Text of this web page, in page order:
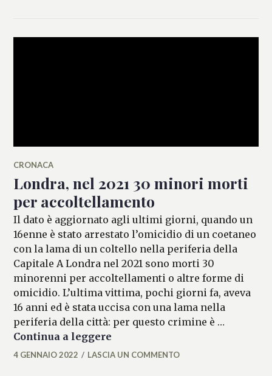
CRONACA
Londra, nel 2021 30 minori morti
per accoltellamento
Il dato è aggiornato agli ultimi giorni, quando un
16enne è stato arrestato l’omicidio di un coetaneo
con la lama di un coltello nella periferia della
Capitale A Londra nel 2021 sono morti 30
minorenni per accoltellamenti o altre forme di
omicidio. L’ultima vittima, pochi giorni fa, aveva
16 anni ed è stata uccisa con una lama nella
periferia della città: per questo crimine è …
Continua a leggere
MARIANNA
4 GENNAIO 2022 LASCIA UN COMMENTO